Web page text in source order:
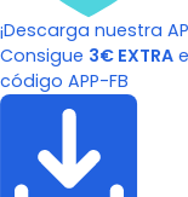
¡Descarga nuestra
Consigue 3€ EXTRA
código APP-FB